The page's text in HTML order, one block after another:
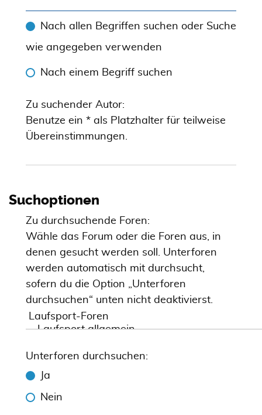
Nach allen Begriffen suchen oder Suche
wie angegeben verwenden
Nach einem Begriff suchen
Zu suchender Autor:
Benutze ein * als Platzhalter für teilweise
Übereinstimmungen.
Suchoptionen
Zu durchsuchende Foren:
Wähle das Forum oder die Foren aus, in
denen gesucht werden soll. Unterforen
werden automatisch mit durchsucht,
sofern du die Option „Unterforen
durchsuchen“ unten nicht deaktivierst.
Unterforen durchsuchen:
Ja
Nein